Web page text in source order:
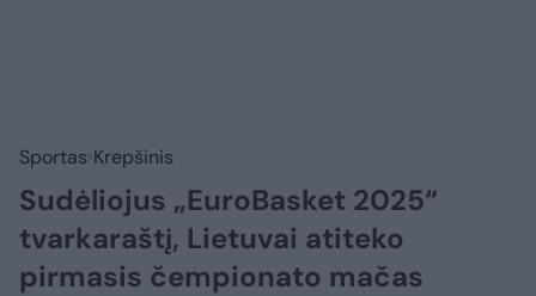
Sportas Krepšinis
Sudėliojus „EuroBasket 2025“
tvarkaraštį, Lietuvai atiteko
pirmasis čempionato mačas